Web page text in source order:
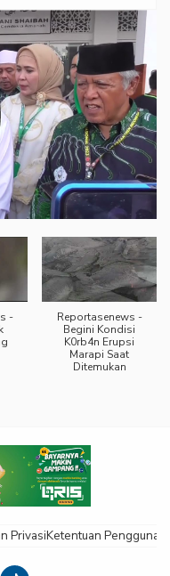
-
Reportasenews -
Begini Kondisi
K0rb4n Erupsi
Marapi Saat
Ditemukan
PrivasiKetentuan Pengguna